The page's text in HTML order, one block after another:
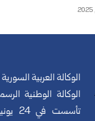
الوكالة العربية
الوكالة الوطنية